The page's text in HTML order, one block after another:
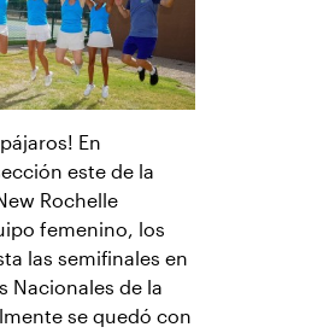
En
este de la
Rochelle
femenino, los
las semifinales en
Nacionales de la
se quedó con